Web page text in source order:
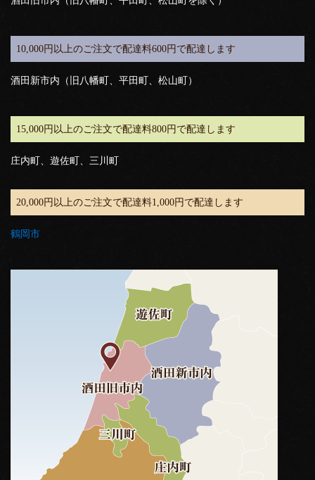
10,000円以上のご注文で配達料600円で配達します
酒田新市内（旧八幡町、平田町、松山町）
15,000円以上のご注文で配達料800円で配達します
庄内町、遊佐町、三川町
20,000円以上のご注文で配達料1,000円で配達します
鶴岡市